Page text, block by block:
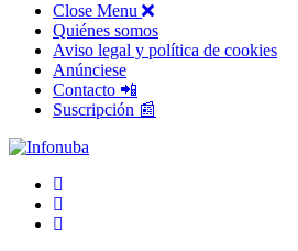
Close Menu
Quiénes somos
Aviso legal y política de cookies
Anúnciese
Contacto 📲
Suscripción 📰